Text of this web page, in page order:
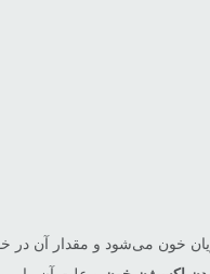
خون می‌شود و مقدار آن